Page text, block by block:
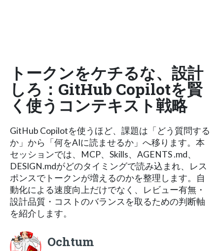
トークンをケチるな、設計
しろ：GitHub Copilotを賢
く使うコンテキスト戦略
GitHub Copilotを使うほど、課題は「どう質問する
か」から「何をAIに読ませるか」へ移ります。本
セッションでは、MCP、Skills、AGENTS .md、
DESIGN.mdがどのタイミングで読み込まれ、レス
ポンスでトークンが増えるのかを整理します。自
動化による速度向上だけでなく、レビュー有無・
設計品質・コストのバランスを取るための判断軸
を紹介します。
Ochtum